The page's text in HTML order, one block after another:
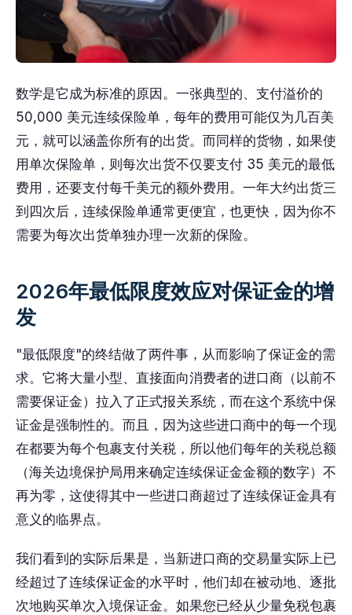
数学是它成为标准的原因。一张典型的、支付溢价的
50,000 美元连续保险单，每年的费用可能仅为几百美
元，就可以涵盖你所有的出货。而同样的货物，如果使
用单次保险单，则每次出货不仅要支付 35 美元的最低
费用，还要支付每千美元的额外费用。一年大约出货三
到四次后，连续保险单通常更便宜，也更快，因为你不
需要为每次出货单独办理一次新的保险。
2026年最低限度效应对保证金的增
发
"最低限度"的终结做了两件事，从而影响了保证金的需
求。它将大量小型、直接面向消费者的进口商（以前不
需要保证金）拉入了正式报关系统，而在这个系统中保
证金是强制性的。而且，因为这些进口商中的每一个现
在都要为每个包裹支付关税，所以他们每年的关税总额
（海关边境保护局用来确定连续保证金金额的数字）不
再为零，这使得其中一些进口商超过了连续保证金具有
意义的临界点。
我们看到的实际后果是，当新进口商的交易量实际上已
经超过了连续保证金的水平时，他们却在被动地、逐批
次地购买单次入境保证金。如果您已经从少量免税包裹